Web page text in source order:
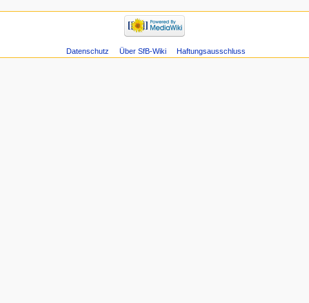
Datenschutz Über SfB-Wiki Haftungsausschluss